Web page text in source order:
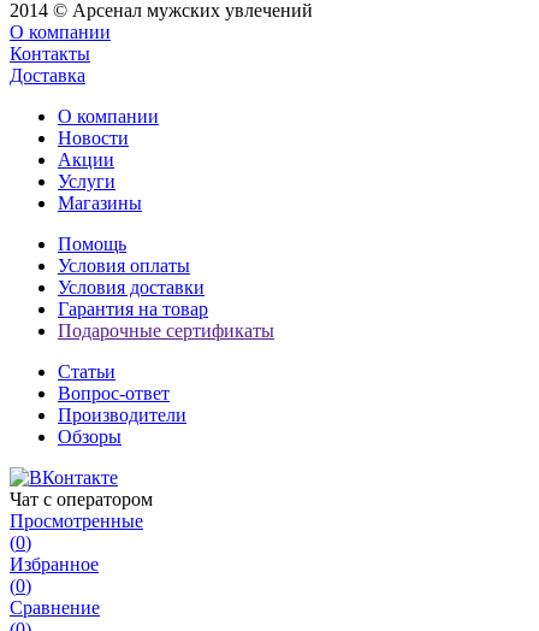
2014 © Арсенал мужских увлечений
О компании
Контакты
Доставка
О компании
Новости
Акции
Услуги
Магазины
Помощь
Условия оплаты
Условия доставки
Гарантия на товар
Подарочные сертификаты
Статьи
Вопрос-ответ
Производители
Обзоры
Чат с оператором
Просмотренные
(0)
Избранное
(0)
Сравнение